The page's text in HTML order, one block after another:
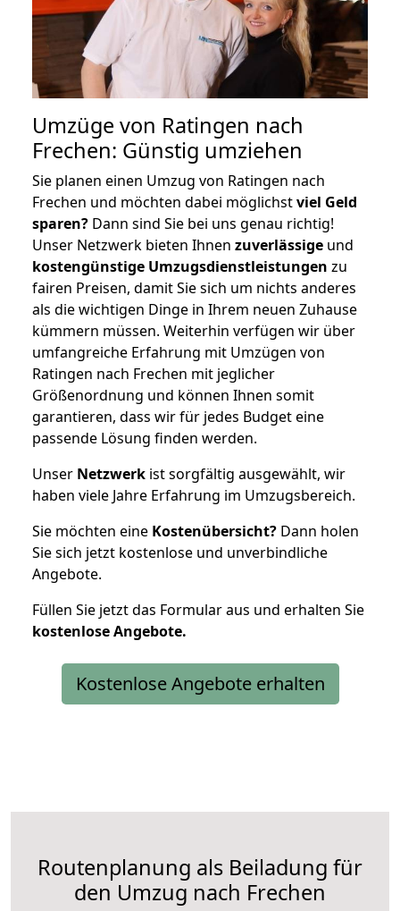
Umzüge von Ratingen nach
Frechen: Günstig umziehen
Sie planen einen Umzug von Ratingen nach
Frechen und möchten dabei möglichstviel Geld
sparen? Dann sind Sie bei uns genau richtig!
Unser Netzwerk bieten Ihnen zuverlässige und
kostengünstige Umzugsdienstleistungen zu
fairen Preisen, damit Sie sich um nichts anderes
als die wichtigen Dinge in Ihrem neuen Zuhause
kümmern müssen. Weiterhin verfügen wir über
umfangreiche Erfahrung mit Umzügen von
Ratingen nach Frechen mit jeglicher
Größenordnung und können Ihnen somit
garantieren, dass wir für jedes Budget eine
passende Lösung finden werden.
Unser Netzwerk ist sorgfältig ausgewählt, wir
haben viele Jahre Erfahrung im Umzugsbereich.
Sie möchten eine Kostenübersicht? Dann holen
Sie sich jetzt kostenlose und unverbindliche
Angebote.
Füllen Sie jetzt das Formular aus und erhalten Sie
kostenloseAngebote.
Kostenlose Angebote erhalten
Routenplanung als Beiladung für
den Umzug nach Frechen